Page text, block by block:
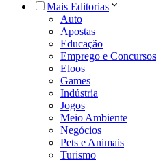
Mais Editorias
Auto
Apostas
Educação
Emprego e Concursos
Eloos
Games
Indústria
Jogos
Meio Ambiente
Negócios
Pets e Animais
Turismo